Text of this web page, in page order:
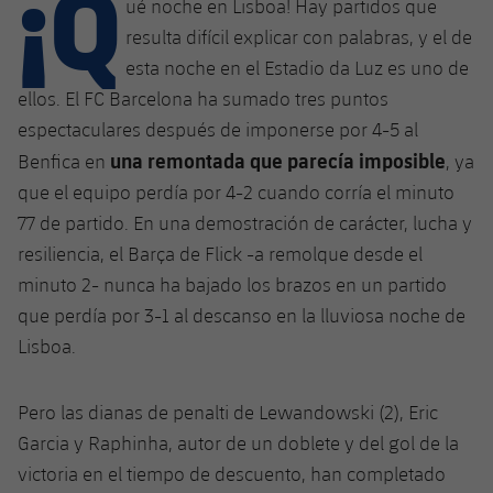
plusicon
más
Instalaciones
Spotify Camp Nou
Palau Blaugrana
Estadi Johan Cruyff
Ciutat Esportiva
La Masia
Servicios
plusicon
más
SUB13
SUB12
SUB11 A
SUB11 B
SUB10 A
SUB10 B
SUB8 A
SUB13 B
SUB12 C
SUB11 C
Entradas
Gameday Shows
Resultados
Clasificación
Jugadores
Fotos
Palmarés
Base
Barça Atlètic
Junior
Cadete A
Cadete B
Infantil A
Campus Verano
PLUSICON
MÁS
Primer Equipo
plusicon
más
Actualidad
Entradas
Clasificaciones
Jugadores
Barça Atlètic
plusicon
más
Actualidad
Clasificaciones
Jugadores
Base
plusicon
más
Actualidad
Cadete A
Cadete B
PLUSICON
MÁS
Actualidad
Calendario
plusicon
más
Actualidad
ué noche en Lisboa! Hay partidos que
resulta difícil explicar con palabras, y el de
esta noche en el Estadio da Luz es uno de
ellos. El FC Barcelona ha sumado tres puntos
espectaculares después de imponerse por 4-5 al
Benfica en una remontada que parecía imposible, ya
que el equipo perdía por 4-2 cuando corría el minuto
77 de partido. En una demostración de carácter, lucha y
resiliencia, el Barça de Flick -a remolque desde el
minuto 2- nunca ha bajado los brazos en un partido
que perdía por 3-1 al descanso en la lluviosa noche de
Lisboa.
Pero las dianas de penalti de Lewandowski (2), Eric
Garcia y Raphinha, autor de un doblete y del gol de la
victoria en el tiempo de descuento, han completado